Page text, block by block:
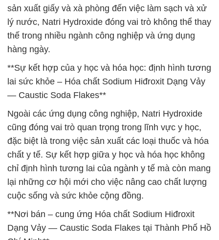
sản xuất giấy và xà phòng đến việc làm sạch và xử
lý nước, Natri Hydroxide đóng vai trò không thể thay
thế trong nhiều ngành công nghiệp và ứng dụng
hàng ngày.
**Sự kết hợp của y học và hóa học: định hình tương
lai sức khỏe – Hóa chất Sodium Hiđroxit Dạng Vảy
— Caustic Soda Flakes**
Ngoài các ứng dụng công nghiệp, Natri Hydroxide
cũng đóng vai trò quan trọng trong lĩnh vực y học,
đặc biệt là trong việc sản xuất các loại thuốc và hóa
chất y tế. Sự kết hợp giữa y học và hóa học không
chỉ định hình tương lai của ngành y tế mà còn mang
lại những cơ hội mới cho việc nâng cao chất lượng
cuộc sống và sức khỏe cộng đồng.
**Nơi bán – cung ứng Hóa chất Sodium Hiđroxit
Dạng Vảy — Caustic Soda Flakes tại Thành Phố Hồ